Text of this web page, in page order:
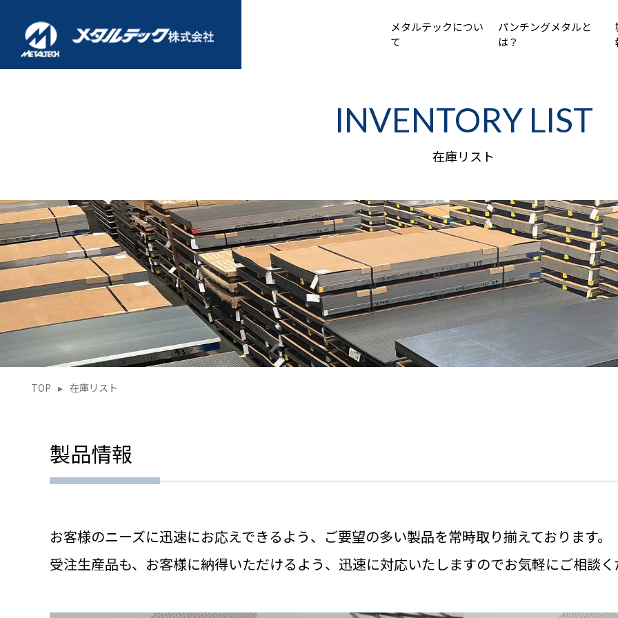
メタルテックについ
て
パンチングメタルと
は？
INVENTORY LIST
在庫リスト
TOP ▸ 在庫リスト
製品情報
お客様のニーズに迅速にお応えできるよう、ご要望の多い製品を常時取り揃えております。
受注生産品も、お客様に納得いただけるよう、迅速に対応いたしますのでお気軽にご相談